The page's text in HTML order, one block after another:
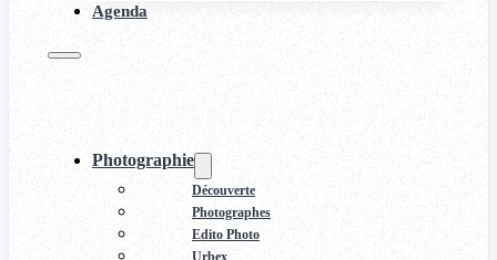
Agenda
Photographie
Découverte
Photographes
Edito Photo
Urbex